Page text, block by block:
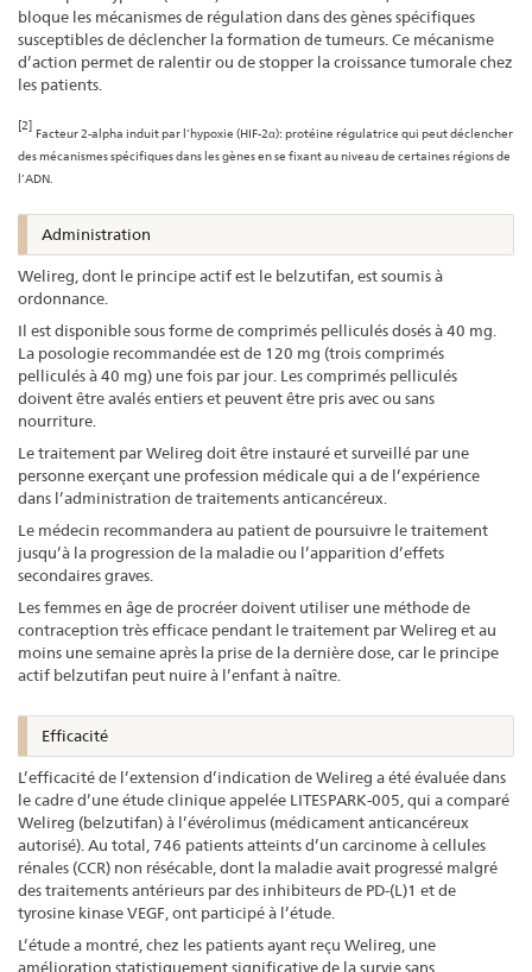
bloque les mécanismes de régulation dans des gènes spécifiques
susceptibles de déclencher la formation de tumeurs. Ce mécanisme
d’action permet de ralentir ou de stopper la croissance tumorale chez
les patients.
[2]
Facteur 2-alpha induit par l’hypoxie (HIF-2α): protéine régulatrice qui peut déclencher
des mécanismes spécifiques dans les gènes en se fixant au niveau de certaines régions de
l’ADN.
Administration
Welireg, dont le principe actif est le belzutifan, est soumis à
ordonnance.
Il est disponible sous forme de comprimés pelliculés dosés à 40 mg.
La posologie recommandée est de 120 mg (trois comprimés
pelliculés à 40 mg) une fois par jour. Les comprimés pelliculés
doivent être avalés entiers et peuvent être pris avec ou sans
nourriture.
Le traitement par Welireg doit être instauré et surveillé par une
personne exerçant une profession médicale qui a de l’expérience
dans l’administration de traitements anticancéreux.
Le médecin recommandera au patient de poursuivre le traitement
jusqu’à la progression de la maladie ou l’apparition d’effets
secondaires graves.
Les femmes en âge de procréer doivent utiliser une méthode de
contraception très efficace pendant le traitement par Welireg et au
moins une semaine après la prise de la dernière dose, car le principe
actif belzutifan peut nuire à l’enfant à naître.
Efficacité
L’efficacité de l’extension d’indication de Welireg a été évaluée dans
le cadre d’une étude clinique appelée LITESPARK-005, qui a comparé
Welireg (belzutifan) à l’évérolimus (médicament anticancéreux
autorisé). Au total, 746 patients atteints d’un carcinome à cellules
rénales (CCR) non résécable, dont la maladie avait progressé malgré
des traitements antérieurs par des inhibiteurs de PD-(L)1 et de
tyrosine kinase VEGF, ont participé à l’étude.
L’étude a montré, chez les patients ayant reçu Welireg, une
amélioration statistiquement significative de la survie sans